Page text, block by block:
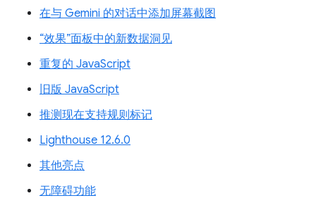
在与 Gemini 的对话中添加屏幕截图
“效果”面板中的新数据洞见
重复的 JavaScript
旧版 JavaScript
推测现在支持规则标记
Lighthouse 12.6.0
其他亮点
无障碍功能